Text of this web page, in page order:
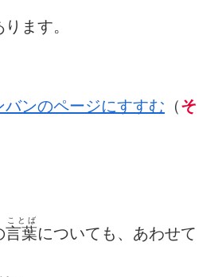
ます。
ンのページにすすむ （そ
言葉
ことば
についても、あわせて